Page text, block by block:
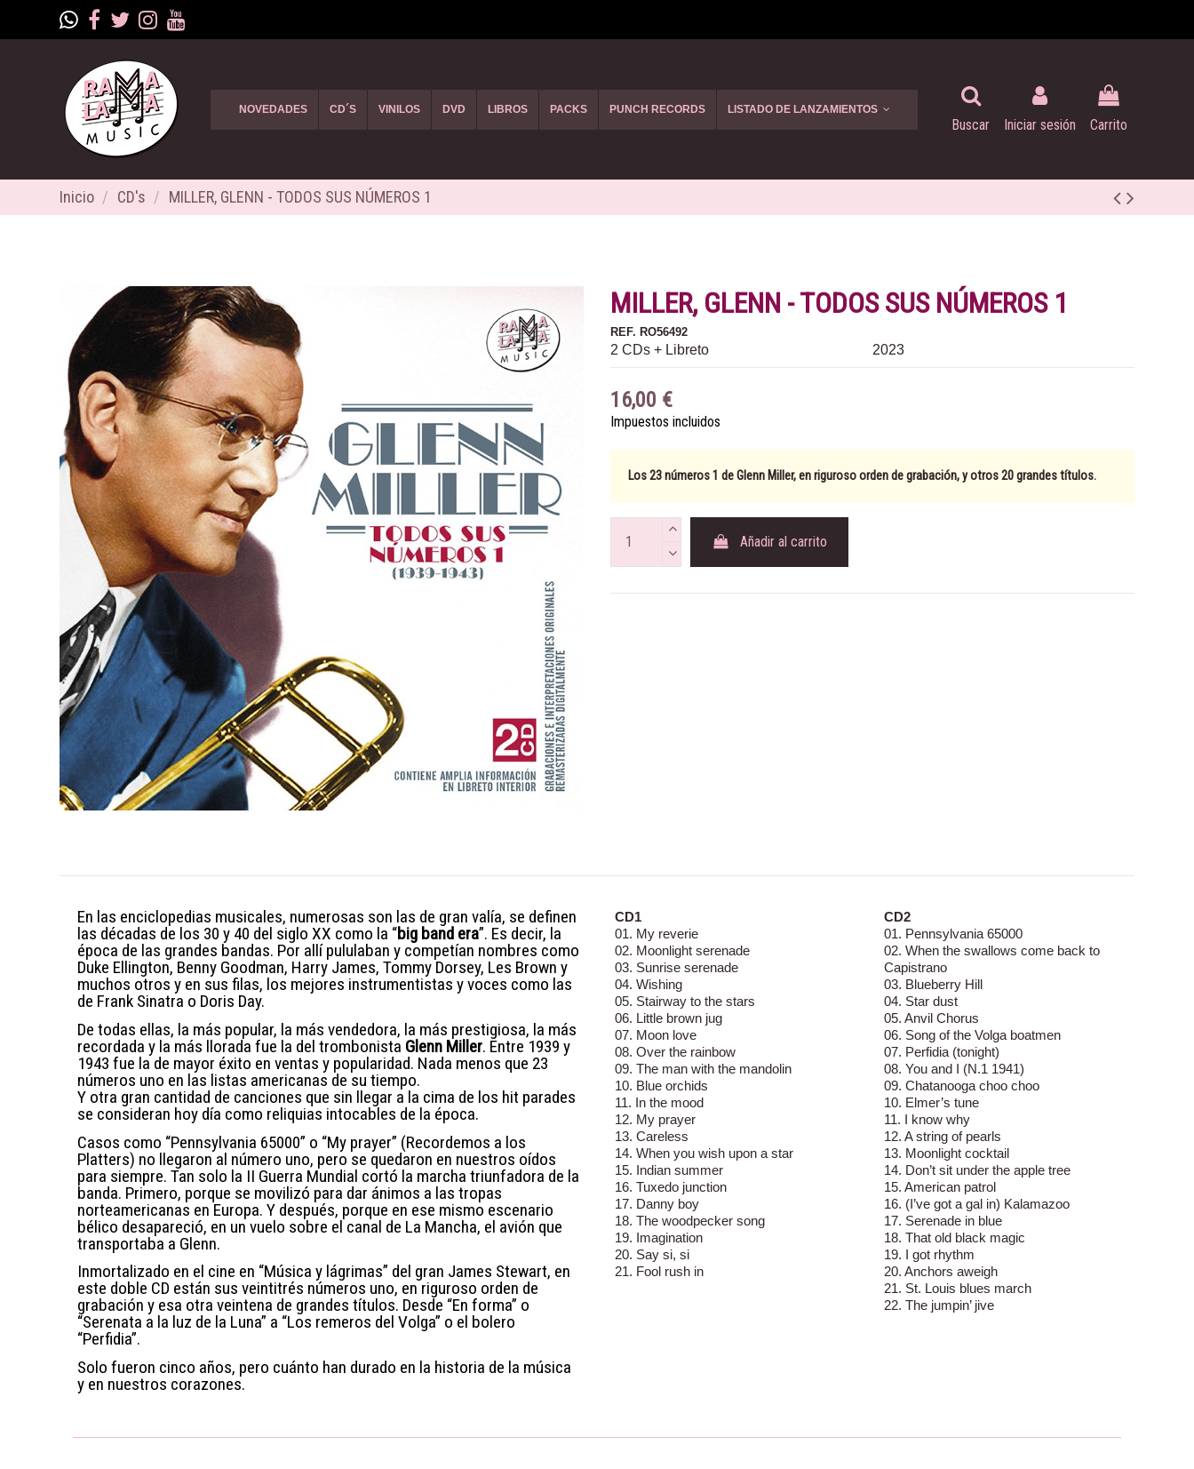
NOVEDADES CD´S VINILOS DVD LIBROS PACKS PUNCH RECORDS LISTADO DE LANZAMIENTOS
Buscar Iniciar sesión Carrito
Inicio CD's MILLER, GLENN - TODOS SUS NÚMEROS 1
MILLER, GLENN - TODOS SUS NÚMEROS 1
REF. RO56492
2 CDs + Libreto 2023
16,00 €
Impuestos incluidos
Los 23 números 1 de Glenn Miller, en riguroso orden de grabación, y otros 20 grandes títulos.
Añadir al carrito
En las enciclopedias musicales, numerosas son las de gran valía, se definen
las décadas de los 30 y 40 del siglo XX como la “big band era”. Es decir, la
época de las grandes bandas. Por allí pululaban y competían nombres como
Duke Ellington, Benny Goodman, Harry James, Tommy Dorsey, Les Brown y
muchos otros y en sus filas, los mejores instrumentistas y voces como las
de Frank Sinatra o Doris Day.
De todas ellas, la más popular, la más vendedora, la más prestigiosa, la más
recordada y la más llorada fue la del trombonista Glenn Miller. Entre 1939 y
1943 fue la de mayor éxito en ventas y popularidad. Nada menos que 23
números uno en las listas americanas de su tiempo.
Y otra gran cantidad de canciones que sin llegar a la cima de los hit parades
se consideran hoy día como reliquias intocables de la época.
Casos como “Pennsylvania 65000” o “My prayer” (Recordemos a los
Platters) no llegaron al número uno, pero se quedaron en nuestros oídos
para siempre. Tan solo la II Guerra Mundial cortó la marcha triunfadora de la
banda. Primero, porque se movilizó para dar ánimos a las tropas
norteamericanas en Europa. Y después, porque en ese mismo escenario
bélico desapareció, en un vuelo sobre el canal de La Mancha, el avión que
transportaba a Glenn.
Inmortalizado en el cine en “Música y lágrimas” del gran James Stewart, en
este doble CD están sus veintitrés números uno, en riguroso orden de
grabación y esa otra veintena de grandes títulos. Desde “En forma” o
“Serenata a la luz de la Luna” a “Los remeros del Volga” o el bolero
“Perfidia”.
Solo fueron cinco años, pero cuánto han durado en la historia de la música
y en nuestros corazones.
CD1
01. My reverie
02. Moonlight serenade
03. Sunrise serenade
04. Wishing
05. Stairway to the stars
06. Little brown jug
07. Moon love
08. Over the rainbow
09. The man with the mandolin
10. Blue orchids
11. In the mood
12. My prayer
13. Careless
14. When you wish upon a star
15. Indian summer
16. Tuxedo junction
17. Danny boy
18. The woodpecker song
19. Imagination
20. Say si, si
21. Fool rush in
CD2
01. Pennsylvania 65000
02. When the swallows come back to
Capistrano
03. Blueberry Hill
04. Star dust
05. Anvil Chorus
06. Song of the Volga boatmen
07. Perfidia (tonight)
08. You and I (N.1 1941)
09. Chatanooga choo choo
10. Elmer’s tune
11. I know why
12. A string of pearls
13. Moonlight cocktail
14. Don’t sit under the apple tree
15. American patrol
16. (I’ve got a gal in) Kalamazoo
17. Serenade in blue
18. That old black magic
19. I got rhythm
20. Anchors aweigh
21. St. Louis blues march
22. The jumpin’ jive